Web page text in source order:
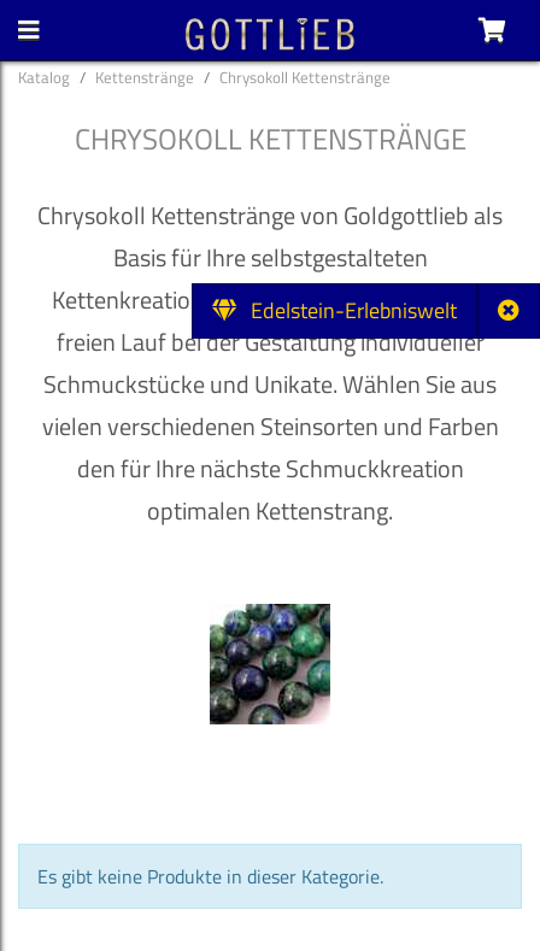
Edelstein-Erlebniswelt
Katalog Kettenstränge Chrysokoll Kettenstränge
CHRYSOKOLL KETTENSTRÄNGE
Chrysokoll Kettenstränge von Goldgottlieb als
Basis für Ihre selbstgestalteten
Kettenkreationen. Lassen Sie Ihrer Fantasie
freien Lauf bei der Gestaltung individueller
Schmuckstücke und Unikate. Wählen Sie aus
vielen verschiedenen Steinsorten und Farben
den für Ihre nächste Schmuckkreation
optimalen Kettenstrang.
Es gibt keine Produkte in dieser Kategorie.